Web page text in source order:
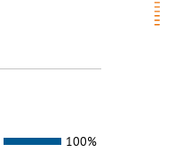
100%